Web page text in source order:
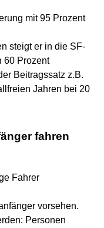
mit 95 Prozent
steigt er in die SF-
60 Prozent
Beitragssatz z.B.
Jahren bei 20
fahren
Fahrer
vorsehen.
Personen